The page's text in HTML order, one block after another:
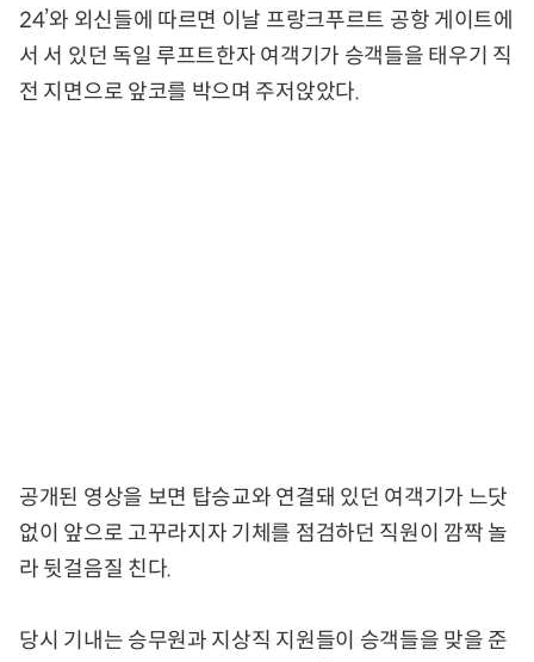
24’와 외신들에 따르면 이날 프랑크푸르트 공항 게이트에
서 서 있던 독일 루프트한자 여객기가 승객들을 태우기 직
전 지면으로 앞코를 박으며 주저앉았다.
공개된 영상을 보면 탑승교와 연결돼 있던 여객기가 느닷
없이 앞으로 고꾸라지자 기체를 점검하던 직원이 깜짝 놀
라 뒷걸음질 친다.
당시 기내는 승무원과 지상직 지원들이 승객들을 맞을 준